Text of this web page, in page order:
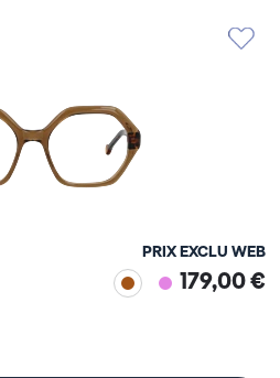
PRIX EXCLU WEB
179,00 €